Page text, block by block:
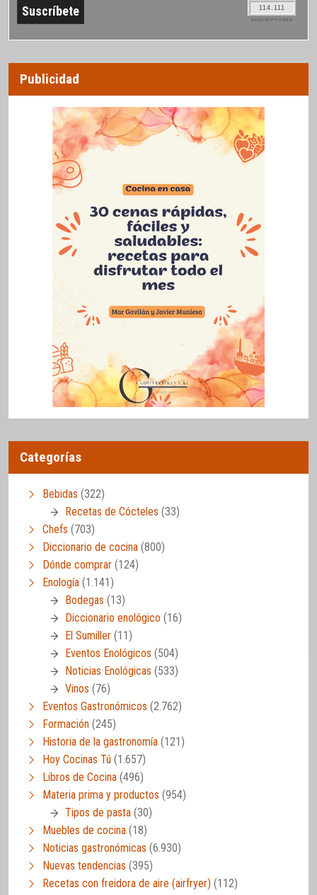
114.111
SUSCRIPTORES
Publicidad
Categorías
Bebidas (322)
Recetas de Cócteles (33)
Chefs (703)
Diccionario de cocina (800)
Dónde comprar (124)
Enología (1.141)
Bodegas (13)
Diccionario enológico (16)
El Sumiller (11)
Eventos Enológicos (504)
Noticias Enológicas (533)
Vinos (76)
Eventos Gastronómicos (2.762)
Formación (245)
Historia de la gastronomía (121)
Hoy Cocinas Tú (1.657)
Libros de Cocina (496)
Materia prima y productos (954)
Tipos de pasta (30)
Muebles de cocina (18)
Noticias gastronómicas (6.930)
Nuevas tendencias (395)
Recetas con freidora de aire (airfryer) (112)